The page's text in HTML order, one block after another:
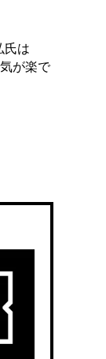
氏は
が楽で